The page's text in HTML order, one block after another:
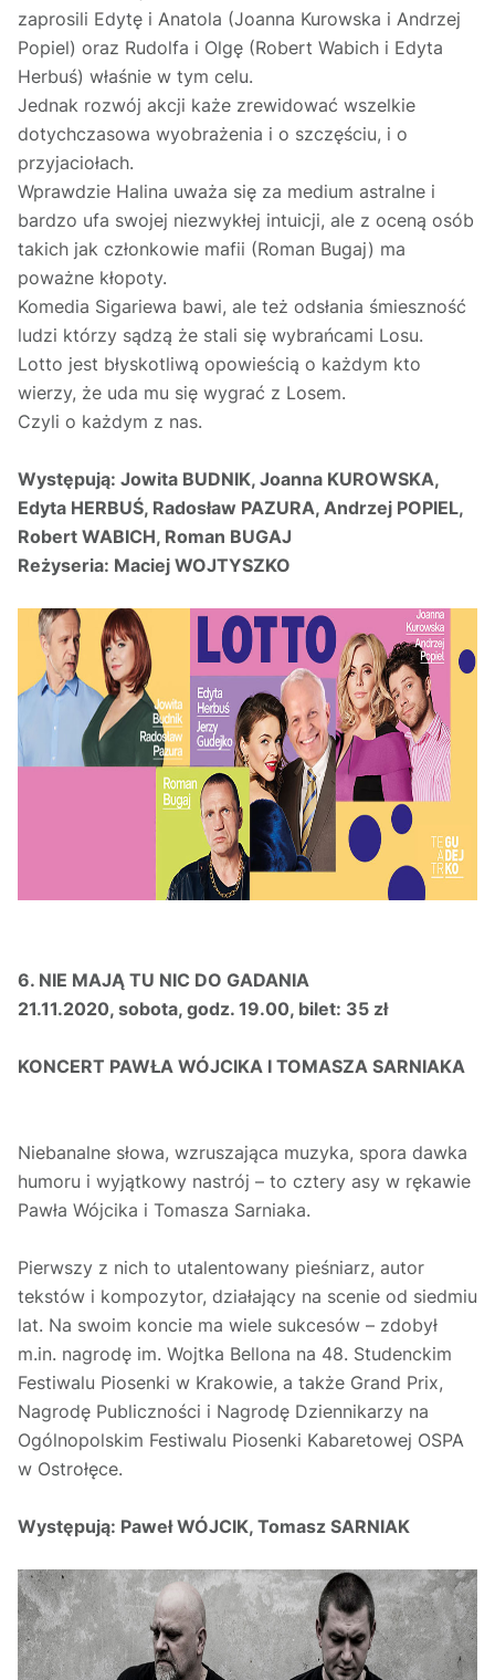
zaprosili Edytę i Anatola (Joanna Kurowska i Andrzej
Popiel) oraz Rudolfa i Olgę (Robert Wabich i Edyta
Herbuś) właśnie w tym celu.
Jednak rozwój akcji każe zrewidować wszelkie
dotychczasowa wyobrażenia i o szczęściu, i o
przyjaciołach.
Wprawdzie Halina uważa się za medium astralne i
bardzo ufa swojej niezwykłej intuicji, ale z oceną osób
takich jak członkowie mafii (Roman Bugaj) ma
poważne kłopoty.
Komedia Sigariewa bawi, ale też odsłania śmieszność
ludzi którzy sądzą że stali się wybrańcami Losu.
Lotto jest błyskotliwą opowieścią o każdym kto
wierzy, że uda mu się wygrać z Losem.
Czyli o każdym z nas.
Występują: Jowita BUDNIK, Joanna KUROWSKA,
Edyta HERBUŚ, Radosław PAZURA, Andrzej POPIEL,
Robert WABICH, Roman BUGAJ
Reżyseria: Maciej WOJTYSZKO
6. NIE MAJĄ TU NIC DO GADANIA
21.11.2020, sobota, godz. 19.00, bilet: 35 zł
KONCERT PAWŁA WÓJCIKA I TOMASZA SARNIAKA
Niebanalne słowa, wzruszająca muzyka, spora dawka
humoru i wyjątkowy nastrój – to cztery asy w rękawie
Pawła Wójcika i Tomasza Sarniaka.
Pierwszy z nich to utalentowany pieśniarz, autor
tekstów i kompozytor, działający na scenie od siedmiu
lat. Na swoim koncie ma wiele sukcesów – zdobył
m.in. nagrodę im. Wojtka Bellona na 48. Studenckim
Festiwalu Piosenki w Krakowie, a także Grand Prix,
Nagrodę Publiczności i Nagrodę Dziennikarzy na
Ogólnopolskim Festiwalu Piosenki Kabaretowej OSPA
w Ostrołęce.
Występują: Paweł WÓJCIK, Tomasz SARNIAK